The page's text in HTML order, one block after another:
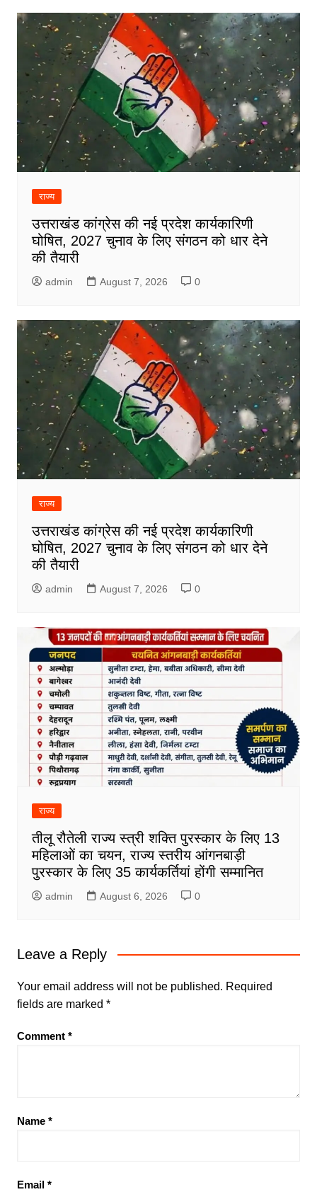
राज्य
उत्तराखंड कांग्रेस की नई प्रदेश कार्यकारिणी
घोषित, 2027 चुनाव के लिए संगठन को धार देने
की तैयारी
admin August 7, 2026 0
राज्य
उत्तराखंड कांग्रेस की नई प्रदेश कार्यकारिणी
घोषित, 2027 चुनाव के लिए संगठन को धार देने
की तैयारी
admin August 7, 2026 0
राज्य
तीलू रौतेली राज्य स्त्री शक्ति पुरस्कार के लिए 13
महिलाओं का चयन, राज्य स्तरीय आंगनबाड़ी
पुरस्कार के लिए 35 कार्यकर्तियां होंगी सम्मानित
admin August 6, 2026 0
Leave a Reply
Your email address will not be published. Required
fields are marked *
Comment *
Name *
Email *